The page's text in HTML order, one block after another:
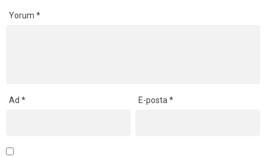
Yorum *
Ad * E-posta*